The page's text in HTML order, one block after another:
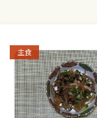
Categories:
主食